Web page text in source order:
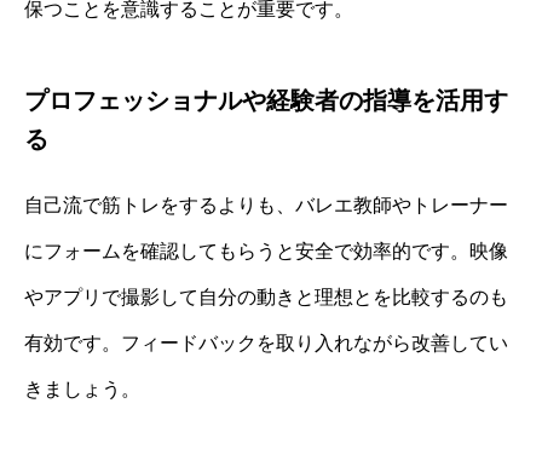
保つことを意識することが重要です。
プロフェッショナルや経験者の指導を活用す
る
自己流で筋トレをするよりも、バレエ教師やトレーナー
にフォームを確認してもらうと安全で効率的です。映像
やアプリで撮影して自分の動きと理想とを比較するのも
有効です。フィードバックを取り入れながら改善してい
きましょう。